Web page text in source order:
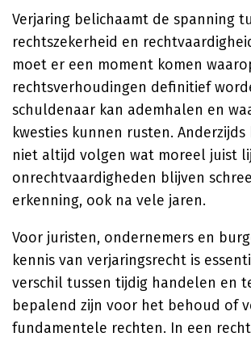
Verjaring belichaamt de spanning
rechtszekerheid en
moet er een moment komen
rechtsverhoudingen definitief
schuldenaar kan ademhalen en
kwesties kunnen rusten.
niet altijd volgen wat moreel juist
onrechtvaardigheden blijven
erkenning, ook na vele jaren.
Voor juristen, ondernemers en
kennis van verjaringsrecht is
verschil tussen tijdig handelen en
bepalend zijn voor het behoud of
fundamentele rechten. In een